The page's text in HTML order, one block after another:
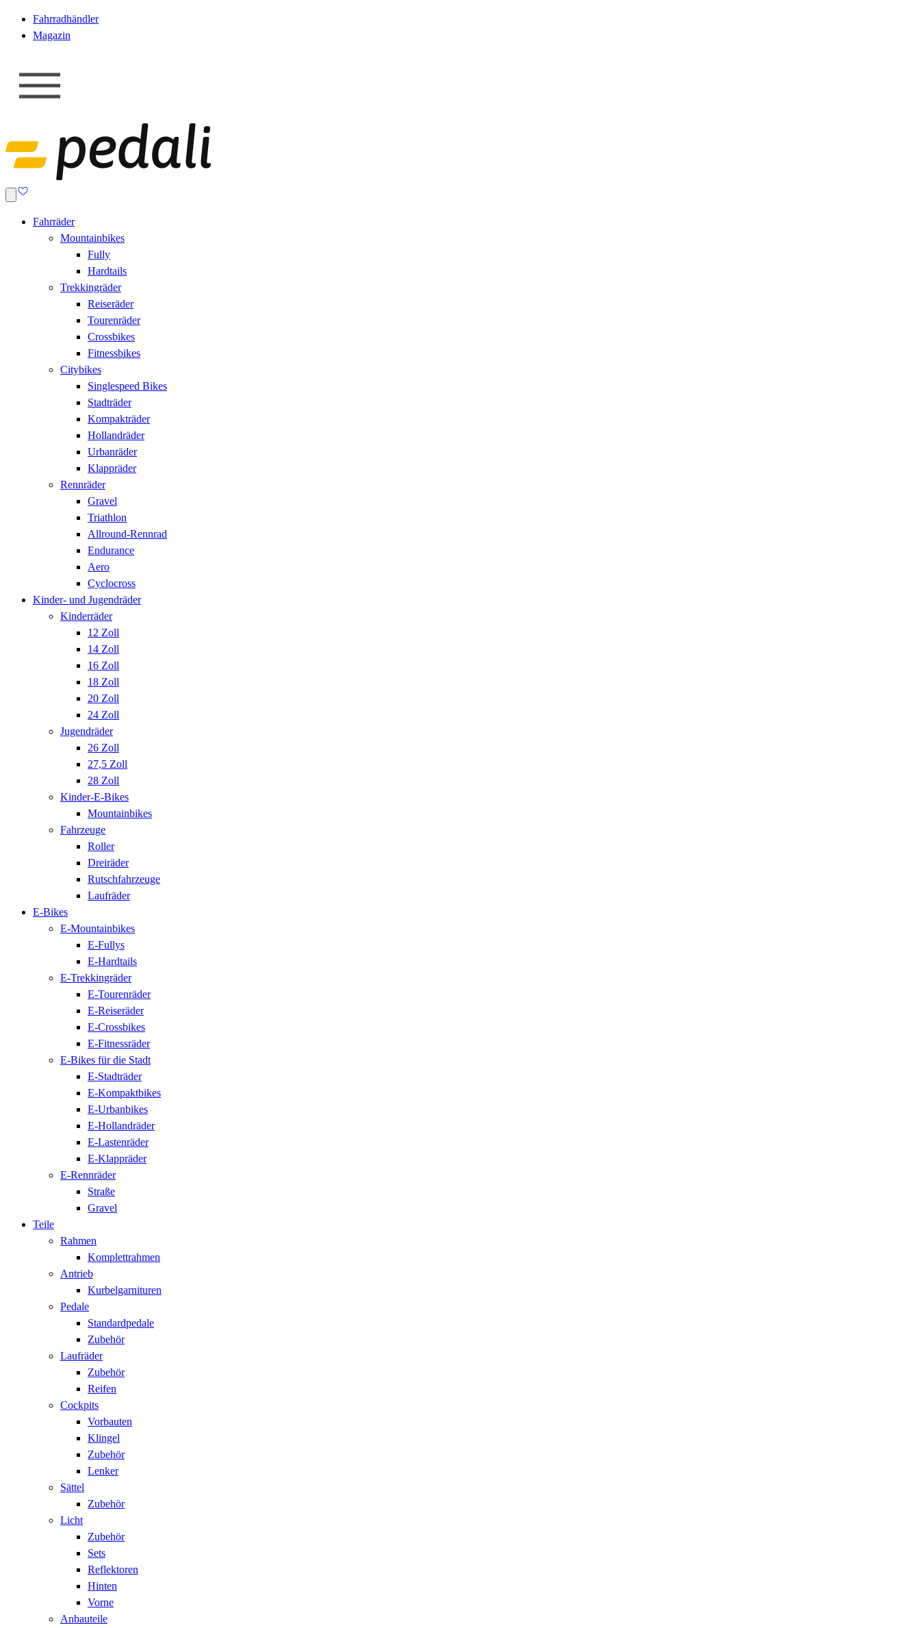
Fahrradhändler
Magazin
Fahrräder
Mountainbikes
Fully
Hardtails
Trekkingräder
Reiseräder
Tourenräder
Crossbikes
Fitnessbikes
Citybikes
Singlespeed Bikes
Stadträder
Kompakträder
Hollandräder
Urbanräder
Klappräder
Rennräder
Gravel
Triathlon
Allround-Rennrad
Endurance
Aero
Cyclocross
Kinder- und Jugendräder
Kinderräder
12 Zoll
14 Zoll
16 Zoll
18 Zoll
20 Zoll
24 Zoll
Jugendräder
26 Zoll
27,5 Zoll
28 Zoll
Kinder-E-Bikes
Mountainbikes
Fahrzeuge
Roller
Dreiräder
Rutschfahrzeuge
Laufräder
E-Bikes
E-Mountainbikes
E-Fullys
E-Hardtails
E-Trekkingräder
E-Tourenräder
E-Reiseräder
E-Crossbikes
E-Fitnessräder
E-Bikes für die Stadt
E-Stadträder
E-Kompaktbikes
E-Urbanbikes
E-Hollandräder
E-Lastenräder
E-Klappräder
E-Rennräder
Straße
Gravel
Teile
Rahmen
Komplettrahmen
Antrieb
Kurbelgarnituren
Pedale
Standardpedale
Zubehör
Laufräder
Zubehör
Reifen
Cockpits
Vorbauten
Klingel
Zubehör
Lenker
Sättel
Zubehör
Licht
Zubehör
Sets
Reflektoren
Hinten
Vorne
Anbauteile